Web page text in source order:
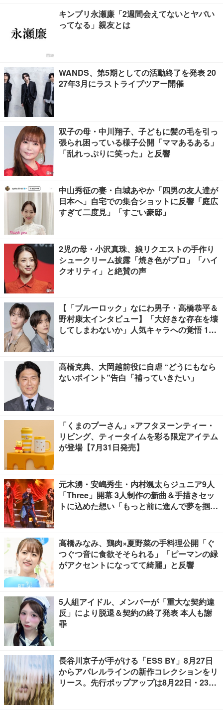
キンプリ永瀬廉「2週間会えてないとヤバい
ってなる」親友とは
WANDS、第5期としての活動終了を発表 20
27年3月にラストライブツアー開催
双子の母・中川翔子、子どもに髪の毛を引っ
張られ困っている様子公開「ママあるある」
「乱れっぷりに笑った」と反響
中山秀征の妻・白城あやか「四男の友人達が
日本へ」自宅での集合ショットに反響「庭広
すぎて二度見」「すごい豪邸」
2児の母・小沢真珠、娘リクエストの手作り
シュークリーム披露「焼き色がプロ」「ハイ
クオリティ」と絶賛の声
【「ブルーロック」なにわ男子・高橋恭平＆
野村康太インタビュー】「大好きな存在を壊
してしまわないか」人気キャラへの覚悟 10
高橋克典、大岡越前役に自虐 “どうにもなら
ないポイント”告白「補っていきたい」
「くまのプーさん」×アフタヌーンティー・
リビング、ティータイムを彩る限定アイテム
が登場【7月31日発売】
元木湧・安嶋秀生・内村颯太らジュニア9人
「Three」開幕 3人制作の新曲＆手描きセッ
トに込めた想い「もっと前に進んで夢を掴み
高橋みなみ、鶏肉×夏野菜の手料理公開「ぐ
つぐつ音に食欲そそられる」「ピーマンの緑
がアクセントになってて綺麗」と反響
5人組アイドル、メンバーが「重大な契約違
反」により脱退＆契約の終了発表 本人も謝
罪
長谷川京子が手がける「ESS BY」8月27日
からアパレルラインの新作コレクションをリ
リース。先行ポップアップは8月22日・23日